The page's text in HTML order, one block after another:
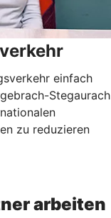
einfach
Stegaurach
zu reduzieren
arbeiten